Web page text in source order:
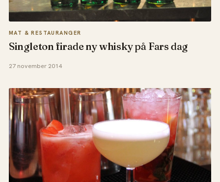
MAT & RESTAURANGER
Singleton firade ny whisky på Fars dag
27 november 2014